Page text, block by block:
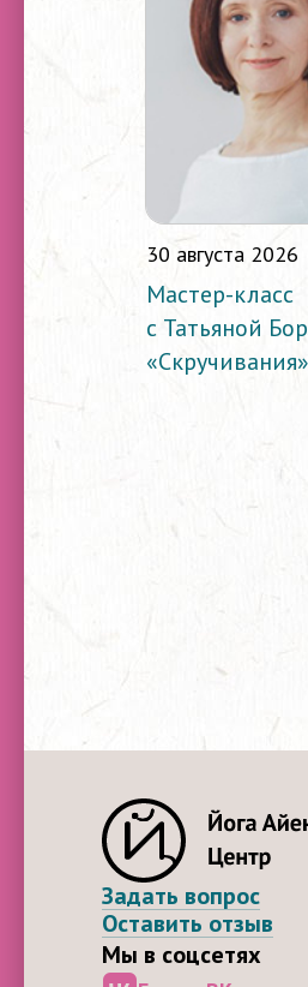
30 августа 2026
Мастер-класс
с Татьяной
«Скручивания»
Задать вопрос
Оставить отзыв
Мы в соцсетях